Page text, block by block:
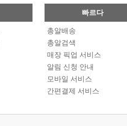
빠르다
총알배송
총알검색
매장 픽업 서비스
알림 신청 안내
모바일 서비스
간편결제 서비스